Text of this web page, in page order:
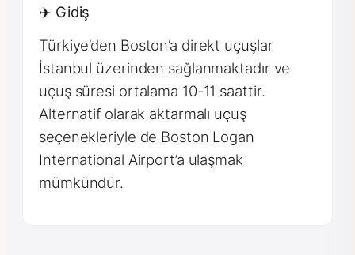
✈️ Gidiş
Türkiye’den Boston’a direkt uçuşlar
İstanbul üzerinden sağlanmaktadır ve
uçuş süresi ortalama 10-11 saattir.
Alternatif olarak aktarmalı uçuş
seçenekleriyle de Boston Logan
International Airport’a ulaşmak
mümkündür.